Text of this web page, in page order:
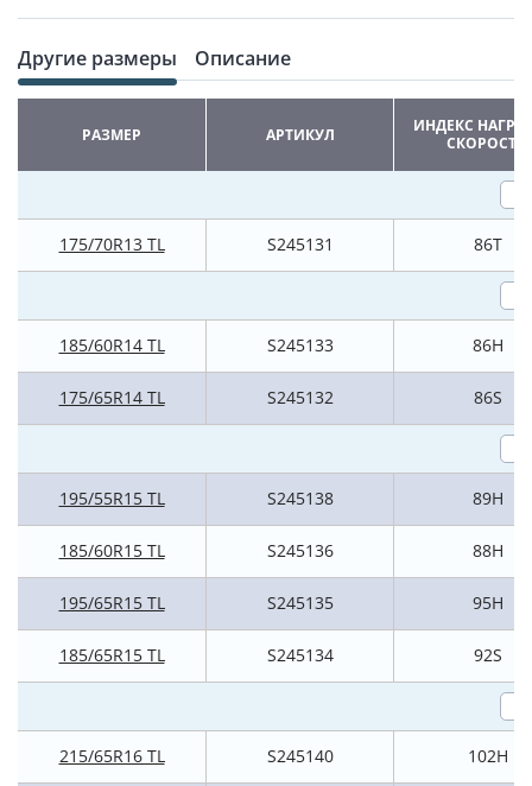
Другие размеры Описание
РАЗМЕР АРТИКУЛ
ИНДЕКС
СКОРОСТИ
175/70R13 TL S245131 86T
185/60R14 TL S245133 86H
175/65R14 TL S245132 86S
195/55R15 TL S245138 89H
185/60R15 TL S245136 88H
195/65R15 TL S245135 95H
185/65R15 TL S245134 92S
215/65R16 TL S245140 102H